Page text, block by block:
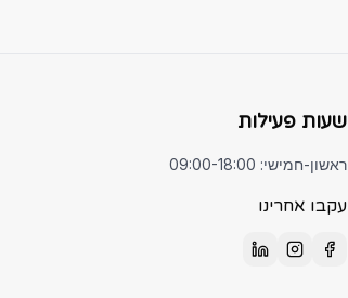
שעות פעילות
ראשון-חמישי: 09:00-18:00
עקבו אחרינו